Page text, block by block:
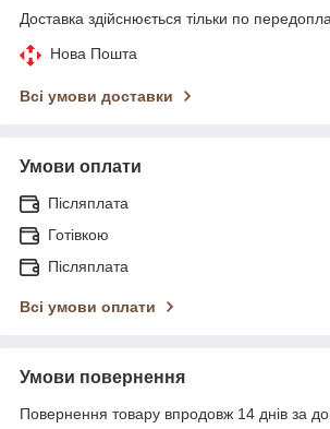
Доставка здійснюється тільки по
Нова Пошта
Всі умови доставки
Умови оплати
Післяплата
Готівкою
Післяплата
Всі умови оплати
Умови повернення
Повернення товару впродовж 14 днів за